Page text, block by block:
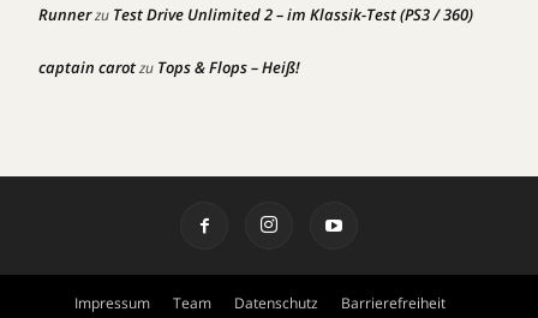
Runnerzu Test Drive Unlimited 2 – im Klassik-Test (PS3 / 360)
captain carotzu Tops & Flops – Heiß!
Impressum Team Datenschutz Barrierefreiheit